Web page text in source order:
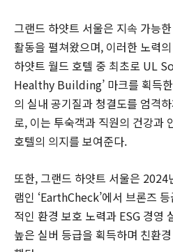
그랜드 하얏트 서울은 지속 가능
활동을 펼쳐왔으며, 이러한 노력
하얏트 월드 호텔 중 최초로 UL
Healthy Building’ 마크를 획득
의 실내 공기질과 청결도를 엄격
로, 이는 투숙객과 직원의 건강과
호텔의 의지를 보여준다.
또한, 그랜드 하얏트 서울은
램인 ‘EarthCheck’에서 브론즈
적인 환경 보호 노력과 ESG 경영
높은 실버 등급을 획득하며 친환